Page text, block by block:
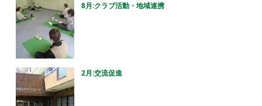
8月:クラブ活動・地域連携
2月:交流促進